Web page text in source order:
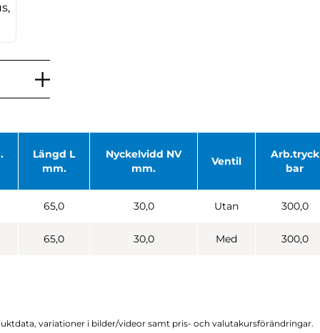
Längd L
mm.
Nyckelvidd NV
mm.
Ventil
Arb.tryck
bar
65,0 30,0 Utan 300,0
65,0 30,0 Med 300,0
variationer i bilder/videor samt pris- och valutakursförändringar.